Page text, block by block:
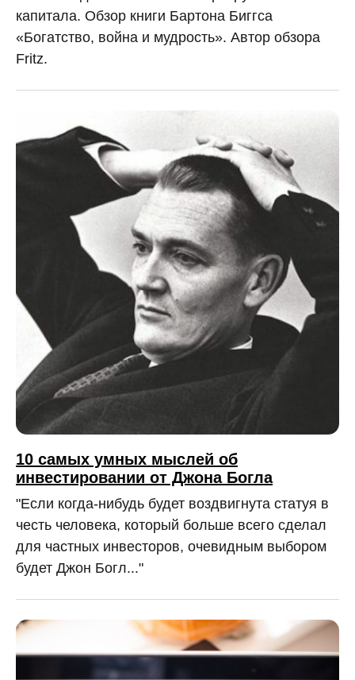
капитала. Обзор книги Бартона Биггса
«Богатство, война и мудрость». Автор обзора
Fritz.
10 самых умных мыслей об
инвестировании от Джона Богла
"Если когда-нибудь будет воздвигнута статуя в
честь человека, который больше всего сделал
для частных инвесторов, очевидным выбором
будет Джон Богл..."